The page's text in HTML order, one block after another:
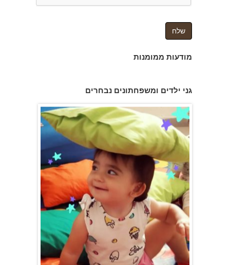
מודעות ממומנות
גני ילדים ומשפחתונים נבחרים
גן הכוכבים באשדוד - גן ילדים וצהרון
פעוטון פינוקי במודיעין